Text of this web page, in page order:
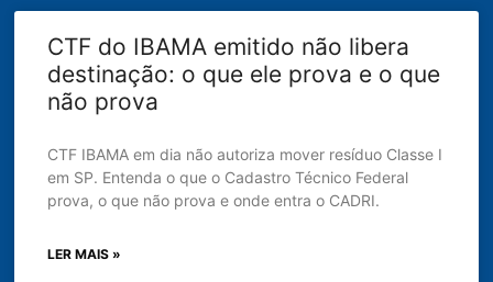
CTF do IBAMA emitido não libera
destinação: o que ele prova e o que
não prova
CTF IBAMA em dia não autoriza mover resíduo Classe I
em SP. Entenda o que o Cadastro Técnico Federal
prova, o que não prova e onde entra o CADRI.
LER MAIS »